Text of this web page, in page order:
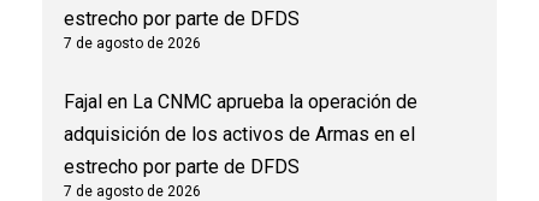
estrecho por parte de DFDS
7 de agosto de 2026
Fajal en La CNMC aprueba la operación de
adquisición de los activos de Armas en el
estrecho por parte de DFDS
7 de agosto de 2026